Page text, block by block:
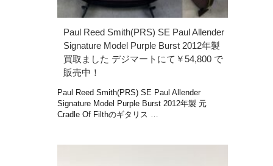
Paul Reed Smith(PRS) SE Paul Allender
Signature Model Purple Burst 2012年製
買取ました デジマートにて￥54,800 で
販売中！
Paul Reed Smith(PRS) SE Paul Allender
Signature Model Purple Burst 2012年製 元
Cradle Of Filthのギタリス …